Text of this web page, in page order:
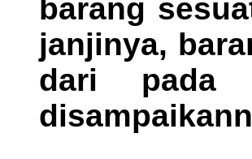
barang
janjinya,
dari pada